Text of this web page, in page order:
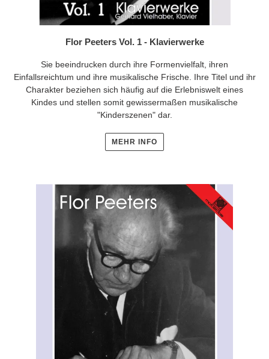
Flor Peeters Vol. 1 - Klavierwerke
Sie beeindrucken durch ihre Formenvielfalt, ihren
Einfallsreichtum und ihre musikalische Frische. Ihre Titel und ihr
Charakter beziehen sich häufig auf die Erlebniswelt eines
Kindes und stellen somit gewissermaßen musikalische
"Kinderszenen" dar.
MEHR INFO